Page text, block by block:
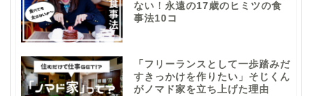
ない！永遠の17歳のヒミツの食
事法10コ
「フリーランスとして一歩踏みだ
すきっかけを作りたい」そじくん
がノマド家を立ち上げた理由